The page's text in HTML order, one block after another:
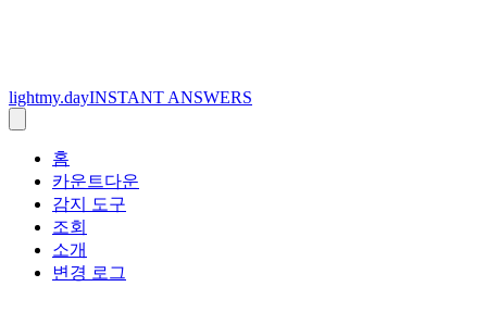
lightmy.dayINSTANT ANSWERS
홈
카운트다운
감지 도구
조회
소개
변경 로그